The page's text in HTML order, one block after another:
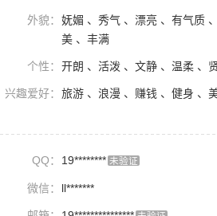
外貌： 妩媚 、秀气 、漂亮 、有气质
美 、丰满
个性： 开朗 、活泼 、文静 、温柔 、
兴趣爱好： 旅游 、浪漫 、赚钱 、健身 、
QQ： 19******** 未验证
微信： ll*******